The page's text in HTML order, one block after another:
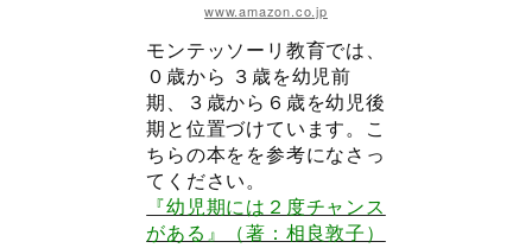
www.amazon.co.jp
モンテッソーリ教育では、
０歳から ３歳を幼児前
期、３歳から６歳を幼児後
期と位置づけています。こ
ちらの本をを参考になさっ
てください。
『幼児期には２度チャンス
がある』（著：相良敦子）